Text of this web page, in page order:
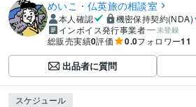
めいこ・仏英旅の相談室
本人確認
機密保持契約(NDA)
インボイス発行事業者
未登録
総販売実績0評価 0.0フォロワー11
出品者に質問
スケジュール